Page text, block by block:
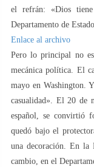
el refrán: «Dios
Departamento de
Enlace al archivo
Pero lo principal no
mecánica política. El
mayo en Washington.
casualidad». El 20 de
español, se convirtió
quedó bajo el
una decoración. En la
cambio, en el